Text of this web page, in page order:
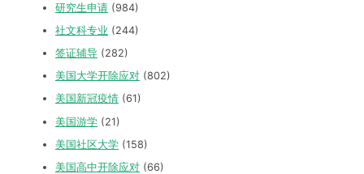
研究生申请 (984)
社文科专业 (244)
签证辅导 (282)
美国大学开除应对 (802)
美国新冠疫情 (61)
美国游学 (21)
美国社区大学 (158)
美国高中开除应对 (66)